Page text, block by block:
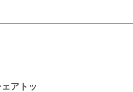
アトッ